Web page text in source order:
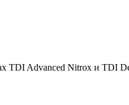
TDI Advanced Nitrox и TDI